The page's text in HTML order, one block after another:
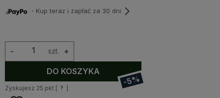
・Kup teraz i zapłać za 30 dni
szt. +
-
DO KOSZYKA
-5%
Zyskujesz 25 pkt [ ? ]